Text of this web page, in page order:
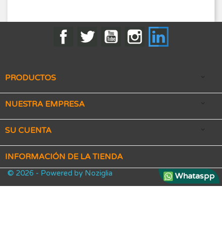
FacebookTwitter YouTubeInstagram
PRODUCTOS 
NUESTRA EMPRESA 
SU CUENTA 
INFORMACIÓN DE LA TIENDA
Whataspp
© 2026 - Powered by Noziglia